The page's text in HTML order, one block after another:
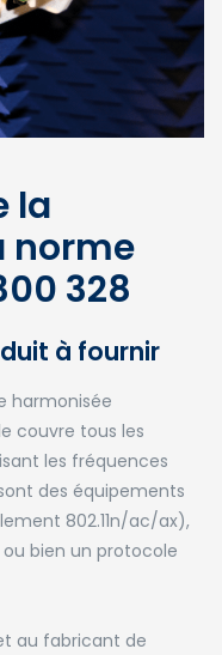
la
norme
328
à fournir
harmonisée
couvre tous les
les fréquences
des équipements
802.11n/ac/ax),
ou bien un protocole
au fabricant de